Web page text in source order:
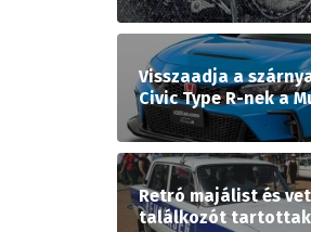
Visszaadja a
Civic Type R-nek a
Retró majálist és
találkozót tartottak